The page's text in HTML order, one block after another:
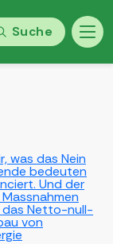
Suche
was das Nein
bedeuten
Und der
das Netto-null-
von